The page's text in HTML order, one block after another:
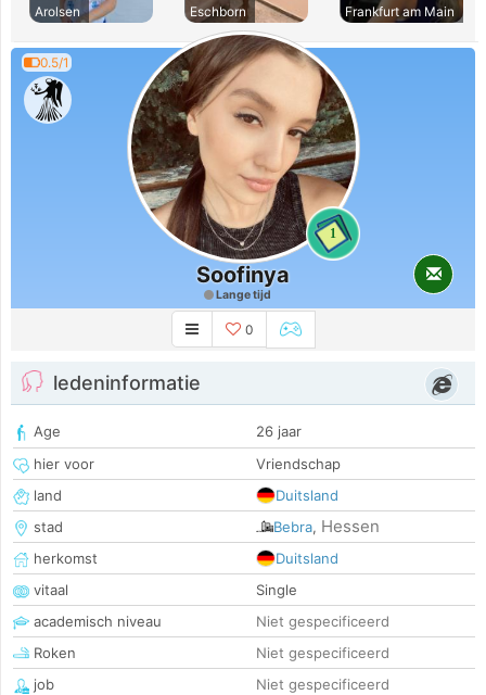
Arolsen
Eschborn
Frankfurt am Main
0.5/1
1
Soofinya
Lange tijd
0
ledeninformatie
Age
26 jaar
hier voor
Vriendschap
land
Duitsland
stad
Bebra, Hessen
herkomst
Duitsland
vitaal
Single
academisch niveau
Niet gespecificeerd
Roken
Niet gespecificeerd
job
Niet gespecificeerd